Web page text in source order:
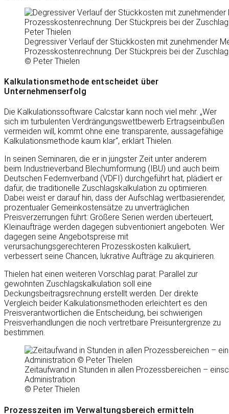
Degressiver Verlauf der Stückkosten mit zunehmender
Prozesskostenrechnung. Der Stückpreis bei der
© Peter Thielen
Kalkulationsmethode entscheidet über
Unternehmenserfolg
Die Kalkulationssoftware Calcstar kann noch viel mehr. „Wer
sich im turbulenten Verdrängungswettbewerb Ertragseinbußen
vermeiden will, kommt ohne eine transparente, aussagefähige
Kalkulationsmethode kaum klar“, erklärt Thielen.
In seinen Seminaren, die er in jüngster Zeit unter anderem
beim Industrieverband Blechumformung (IBU) und auch beim
Deutschen Federnverband (VDFI) durchgeführt hat, plädiert er
dafür, die traditionelle Zuschlagskalkulation zu optimieren.
Dabei weist er darauf hin, dass der Aufschlag wertbasierender,
prozentualer Gemeinkostensätze zu unverträglichen
Preisverzerrungen führt: Größere Serien werden überteuert,
Kleinaufträge werden dagegen subventioniert angeboten. Wer
dagegen seine Angebotspreise mit
verursachungsgerechteren Prozesskosten kalkuliert,
verbessert seine Chancen, lukrative Aufträge zu akquirieren.
Thielen hat einen weiteren Vorschlag parat: Parallel zur
gewohnten Zuschlagskalkulation soll eine
Deckungsbeitragsrechnung erstellt werden. Der direkte
Vergleich beider Kalkulationsmethoden erleichtert es den
Preisverantwortlichen die Entscheidung, bei schwierigen
Preisverhandlungen die noch vertretbare Preisuntergrenze zu
bestimmen.
Zeitaufwand in Stunden in allen Prozessbereichen –
Administration
© Peter Thielen
Prozesszeiten im Verwaltungsbereich ermitteln